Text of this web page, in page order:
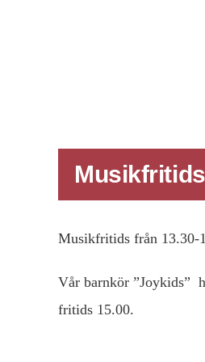
Musikfritids
Musikfritids från 13.30-
Vår barnkör ”Joykids”
fritids 15.00.